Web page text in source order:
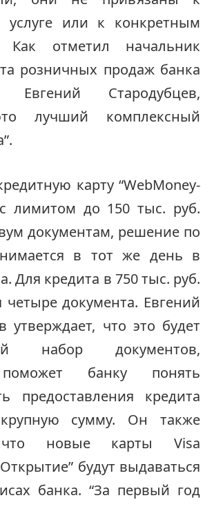
услуге или к конкретным
Как отметил начальник
розничных продаж банка
Евгений Стародубцев,
лучший комплексный
карту “WebMoney-
лимитом до 150 тыс. руб.
документам, решение по
в тот же день в
Для кредита в 750 тыс. руб.
четыре документа. Евгений
утверждает, что это будет
набор документов,
банку понять
предоставления кредита
сумму. Он также
новые карты Visa
будут выдаваться
банка. “За первый год